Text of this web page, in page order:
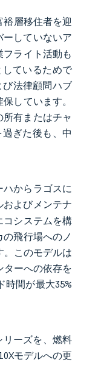
裕層移住者を迎
ーしていないア
ライト活動も
ているためで
法律顧問ハブ
しています。
有またはチャ
ぎた後も、中
からラゴスに
およびメンテナ
コシステムを構
飛行場へのノ
。このモデルは
ターへの依存を
間が最大35%
リーズを、燃料
モデルへの更